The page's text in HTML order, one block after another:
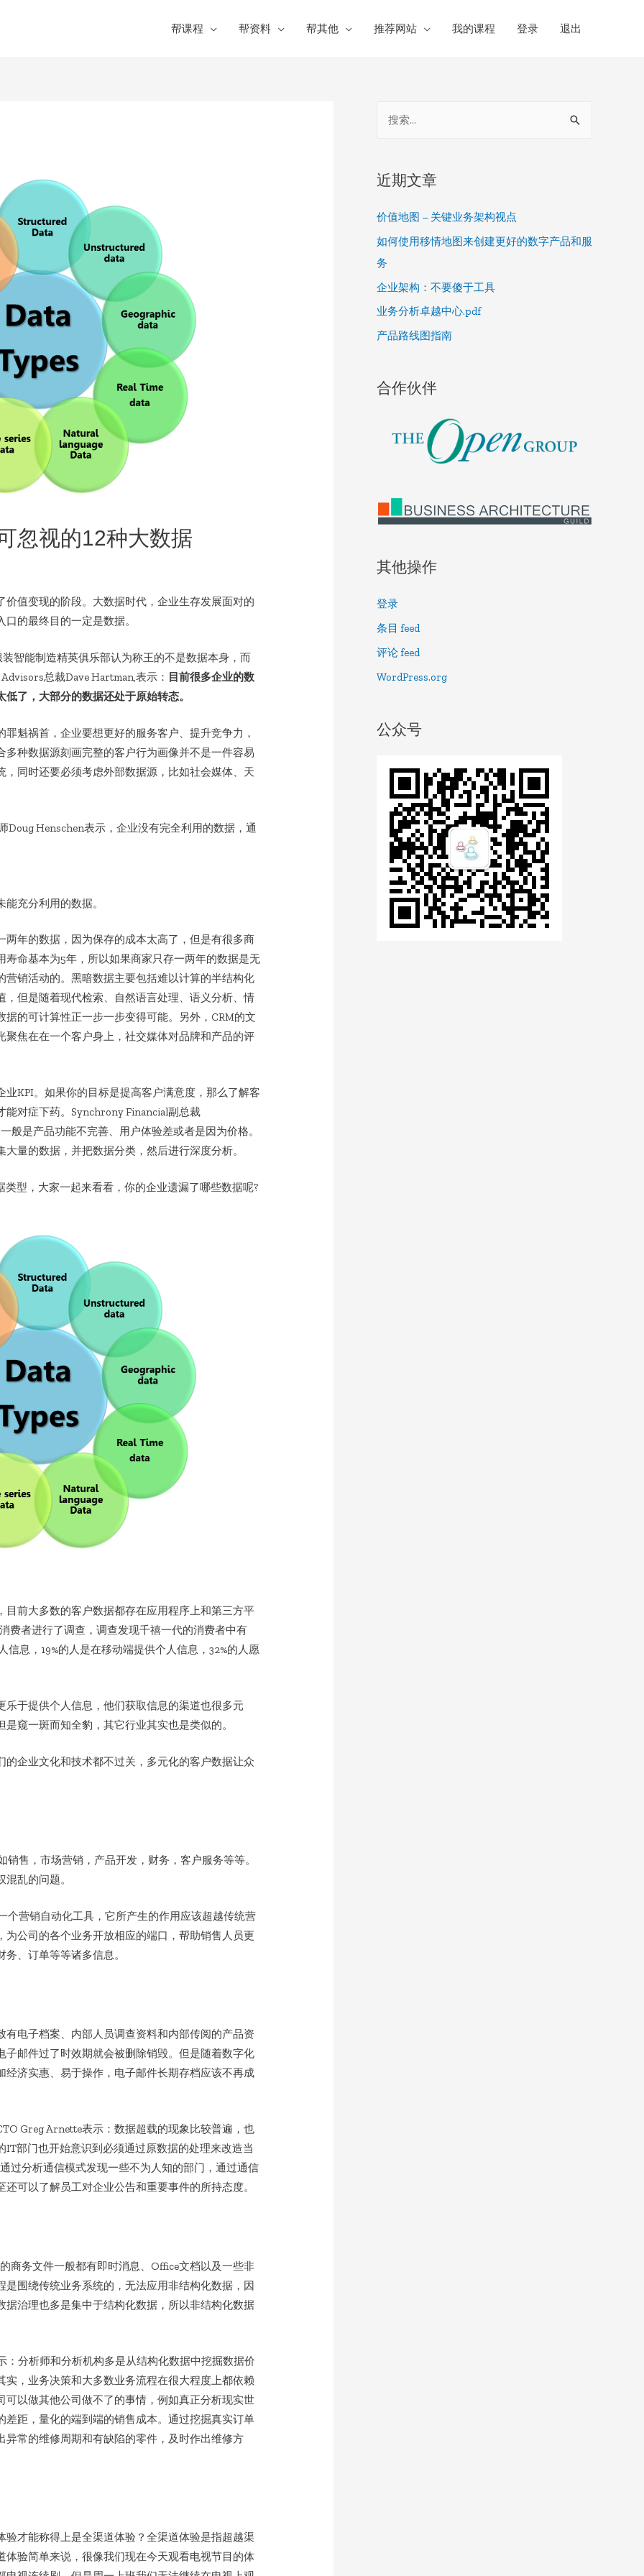
帮课程 帮资料 帮其他 推荐网站 我的课程 登录 退出
忽视的12种大数据
值变现的阶段。大数据时代，企业生存发展面对的
的最终目的一定是数据。
智能制造精英俱乐部认为称王的不是数据本身，而
总裁Dave Hartman,表示： 目前很多企业的数
了，大部分的数据还处于原始转态。
魁祸首，企业要想更好的服务客户、提升竞争力，
种数据源刻画完整的客户行为画像并不是一件容易
同时还要必须考虑外部数据源，比如社会媒体、天
Doug Henschen表示，企业没有完全利用的数据，通
充分利用的数据。
年的数据，因为保存的成本太高了，但是有很多商
命基本为5年，所以如果商家只存一两年的数据是无
销活动的。黑暗数据主要包括难以计算的半结构化
但是随着现代检索、自然语言处理、语义分析、情
的可计算性正一步一步变得可能。另外，CRM的文
焦在在一个客户身上，社交媒体对品牌和产品的评
KPI。如果你的目标是提高客户满意度，那么了解客
对症下药。Synchrony Financial副总裁
般是产品功能不完善、用户体验差或者是因为价格。
量的数据，并把数据分类，然后进行深度分析。
型，大家一起来看看，你的企业遗漏了哪些数据呢?
前大多数的客户数据都存在应用程序上和第三方平
费者进行了调查，调查发现千禧一代的消费者中有
息，19%的人是在移动端提供个人信息，32%的人愿
于提供个人信息，他们获取信息的渠道也很多元
窥一斑而知全豹，其它行业其实也是类似的。
企业文化和技术都不过关，多元化的客户数据让众
售，市场营销，产品开发，财务，客户服务等等。
乱的问题。
个营销自动化工具，它所产生的作用应该超越传统营
公司的各个业务开放相应的端口，帮助销售人员更
、订单等等诸多信息。
电子档案、内部人员调查资料和内部传阅的产品资
邮件过了时效期就会被删除销毁。但是随着数字化
济实惠、易于操作，电子邮件长期存档应该不再成
Greg Arnette表示：数据超载的现象比较普遍，也
部门也开始意识到必须通过原数据的处理来改造当
过分析通信模式发现一些不为人知的部门，通过通信
可以了解员工对企业公告和重要事件的所持态度。
商务文件一般都有即时消息、Office文档以及一些非
围绕传统业务系统的，无法应用非结构化数据，因
治理也多是集中于结构化数据，所以非结构化数据
：分析师和分析机构多是从结构化数据中挖掘数据价
，业务决策和大多数业务流程在很大程度上都依赖
以做其他公司做不了的事情，例如真正分析现实世
距，量化的端到端的销售成本。通过挖掘真实订单
常的维修周期和有缺陷的零件，及时作出维修方
才能称得上是全渠道体验？全渠道体验是指超越渠
验简单来说，很像我们现在今天观看电视节目的体
r
h
f
o
r
:
近期文章
价值地图 – 关键业务架构视点
如何使用移情地图来创建更好的数字产品和服
务
企业架构：不要傻于工具
业务分析卓越中心.pdf
产品路线图指南
合作伙伴
其他操作
登录
条目 feed
评论 feed
WordPress.org
公众号